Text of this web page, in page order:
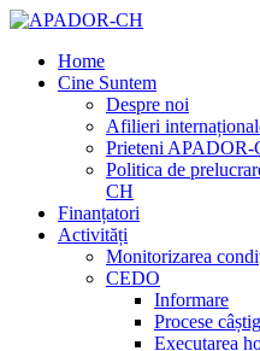
Home
Cine Suntem
Despre noi
Afilieri
Prieteni APADOR-
Politica de
CH
Finanțatori
Activități
Monitorizarea
CEDO
Informare
Procese
Executarea